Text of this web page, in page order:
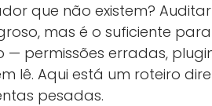
que não existem? Auditar
mas é o suficiente
— permissões erradas,
lê. Aqui está um roteiro
pesadas.